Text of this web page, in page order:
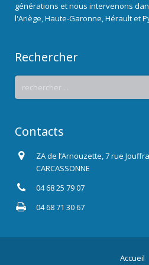
générations et nous intervenons
l'Ariège, Haute-Garonne, Hérault et
Rechercher
Contacts
ZA de l’Arnouzette, 7 rue
CARCASSONNE
04 68 25 79 07
04 68 71 30 67
Accueil